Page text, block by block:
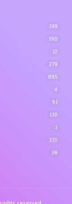
749
190
12
279
895
4
91
110
1
335
38